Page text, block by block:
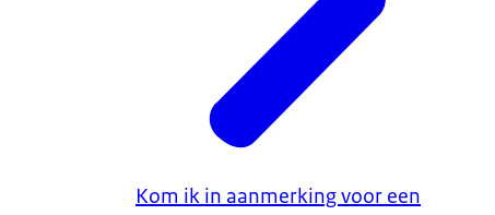
Kom ik in aanmerking voor een